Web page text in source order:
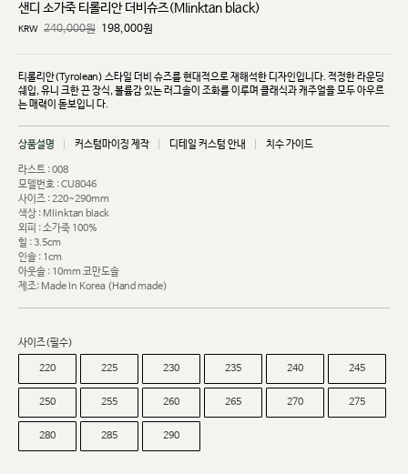
샌디 소가죽 티롤리안 더비슈즈(MIinktan black)
KRW 240,000원 198,000원
티롤리안(Tyrolean) 스타일 더비 슈즈를 현대적으로 재해석한 디자인입니다. 적정한 라운딩
쉐입, 유니 크한 끈 장식, 볼륨감 있는 러그솔이 조화를 이루며 클래식과 캐주얼을 모두 아우르
는 매력이 돋보입니 다.
상품설명 커스텀마이징 제작 디테일 커스텀 안내 치수 가이드
라스트 : 008
모델번호 : CU8046
사이즈 : 220~290mm
색상 : MIinktan black
외피 : 소가죽 100%
힐 : 3.5cm
인솔 : 1cm
아웃솔 : 10mm 코만도솔
제조: Made In Korea (Hand made)
사이즈(필수)
220 225 230 235 240 245
250 255 260 265 270 275
280 285 290